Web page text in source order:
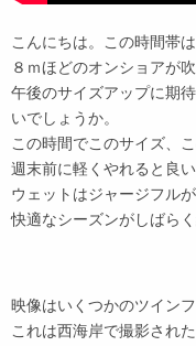
こんにちは。この時間帯
８ｍほどのオンショアが
午後のサイズアップに期
いでしょうか。
この時間でこのサイズ、
週末前に軽くやれると良い
ウェットはジャージフル
快適なシーズンがしばら
映像はいくつかのツイン
これは西海岸で撮影され